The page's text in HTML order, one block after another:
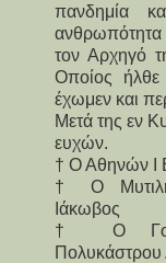
πανδημία
ανθρωπότητα
τον Αρχηγό
Οποίος
έχωμεν και
Μετά της εν
ευχών.
† Ο Αθηνών
† Ο
Ιάκωβος
† Ο
Πολυκάστρου